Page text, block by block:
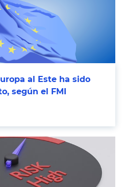
al Este ha sido
según el FMI